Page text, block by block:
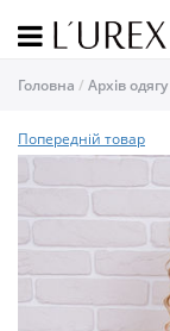
Головна Архів одягу
Попередній товар